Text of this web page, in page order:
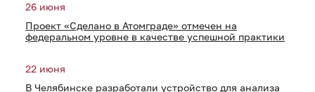
26 июня
Проект «Сделано в Атомграде» отмечен на
федеральном уровне в качестве успешной практики
22 июня
В Челябинске разработали устройство для анализа